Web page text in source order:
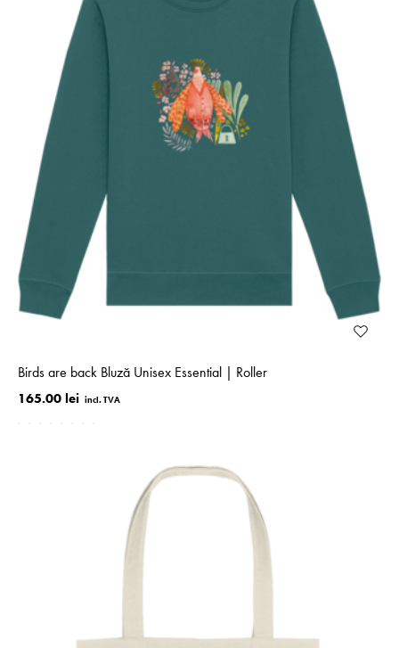
Birds are back Bluză Unisex Essential | Roller
165.00 lei